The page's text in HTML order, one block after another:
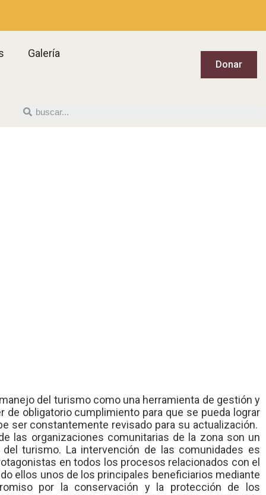
Galería
Donar
del turismo como una herramienta de gestión y
de obligatorio cumplimiento para que se pueda lograr
ser constantemente revisado para su actualización.
las organizaciones comunitarias de la zona son un
turismo. La intervención de las comunidades es
en todos los procesos relacionados con el
ellos unos de los principales beneficiarios mediante
por la conservación y la protección de los